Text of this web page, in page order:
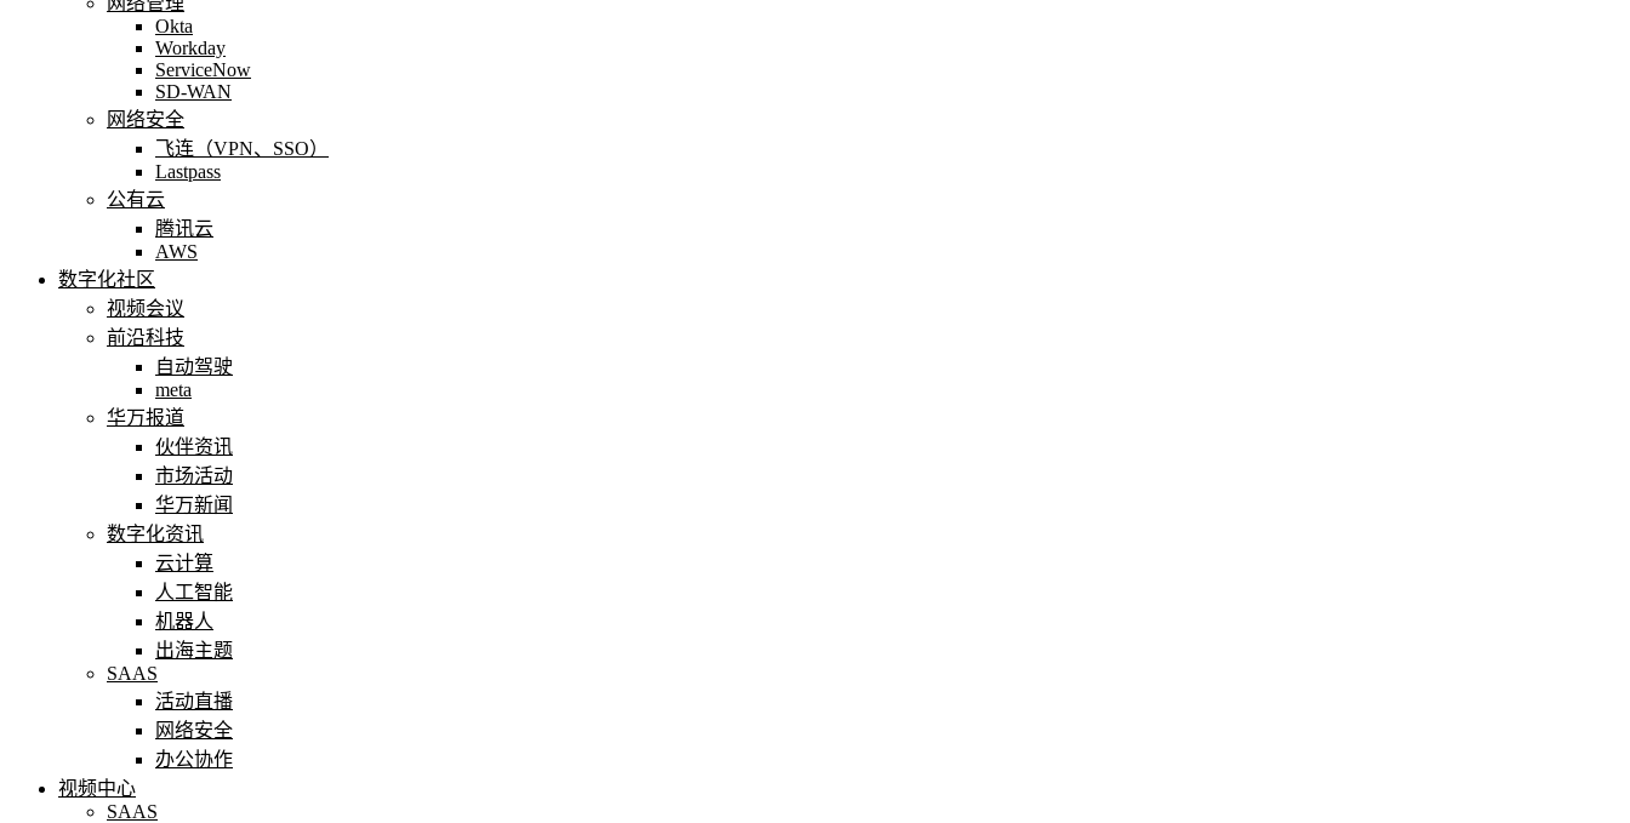
Okta
Workday
ServiceNow
SD-WAN
网络安全
飞连（VPN、SSO）
Lastpass
公有云
腾讯云
AWS
数字化社区
视频会议
前沿科技
自动驾驶
meta
华万报道
伙伴资讯
市场活动
华万新闻
数字化资讯
云计算
人工智能
机器人
出海主题
SAAS
活动直播
网络安全
办公协作
视频中心
SAAS